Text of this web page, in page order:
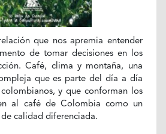
que nos apremia entender
de tomar decisiones en los
Café, clima y montaña, una
que es parte del día a día
y que conforman los
al café de Colombia como un
calidad diferenciada.